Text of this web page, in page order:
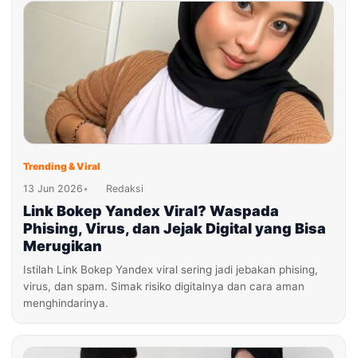
Trending & Viral
13 Jun 2026• Redaksi
Link Bokep Yandex Viral? Waspada
Phising, Virus, dan Jejak Digital yang Bisa
Merugikan
Istilah Link Bokep Yandex viral sering jadi jebakan phising,
virus, dan spam. Simak risiko digitalnya dan cara aman
menghindarinya.